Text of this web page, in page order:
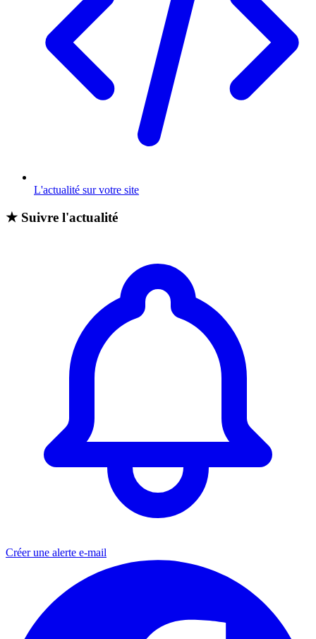
L'actualité sur votre site
★ Suivre l'actualité
Créer une alerte e-mail